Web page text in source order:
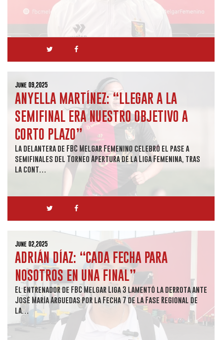
June 09,2025
ANYELLA MARTÍNEZ: “LLEGAR A LA
SEMIFINAL ERA NUESTRO OBJETIVO A
CORTO PLAZO”
La delantera de FBC Melgar Femenino celebró el pase a
semifinales del Torneo Apertura de la Liga Femenina, tras
la cont…
June 02,2025
ADRIÁN DÍAZ: “CADA FECHA PARA
NOSOTROS EN UNA FINAL”
El entrenador de FBC Melgar Liga 3 lamentó la derrota ante
José María Arguedas por la Fecha 7 de la Fase Regional de
la…